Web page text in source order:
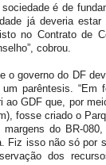
é de
já deveria
no Contrato de
cobrou.
o governo do DF
parêntesis. “Em
ao GDF que, por
fosse criado o
do BR-
Fiz isso não só por
dos